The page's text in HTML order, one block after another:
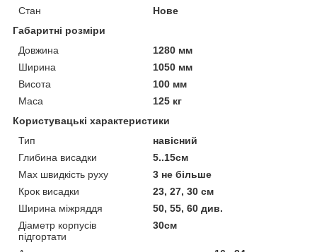
Стан
Нове
Габаритні розміри
Довжина
1280 мм
Ширина
1050 мм
Висота
100 мм
Маса
125 кг
Користувацькі характеристики
Тип
навісний
Глибина висадки
5..15см
Мах швидкість руху
3 не більше
Крок висадки
23, 27, 30 см
Ширина міжряддя
50, 55, 60 див.
Діаметр корпусів
підгортати
30см